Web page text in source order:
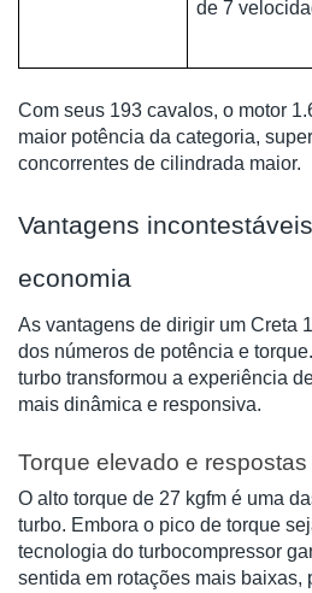
de 7
Com seus 193 cavalos, o motor
maior potência da categoria,
concorrentes de cilindrada maior.
Vantagens
economia
As vantagens de dirigir um Creta
dos números de potência e
turbo transformou a experiência
mais dinâmica e responsiva.
Torque elevado e
O alto torque de 27 kgfm é uma
turbo. Embora o pico de torque
tecnologia do turbocompressor
sentida em rotações mais baixas,